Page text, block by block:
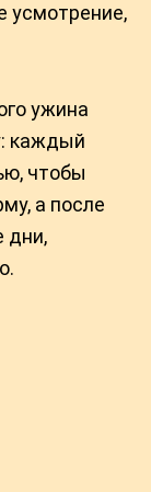
усмотрение,
ужина
каждый
чтобы
а после
дни,